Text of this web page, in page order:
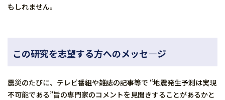
もしれません。
この研究を志望する方へのメッセ―ジ
震災のたびに、テレビ番組や雑誌の記事等で “地震発生予測は実現
不可能である”旨の専門家のコメントを見聞きすることがあるかと